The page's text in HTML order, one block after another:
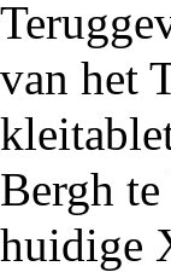
van het
Bergh
huidige